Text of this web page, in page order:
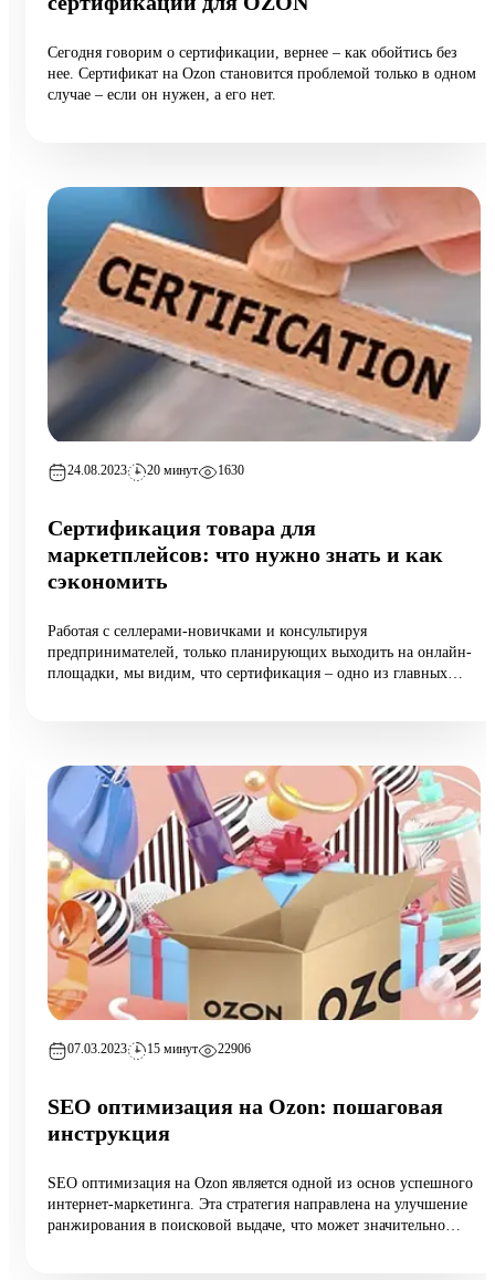
Сегодня говорим о сертификации, вернее – как обойтись без
нее. Сертификат на Ozon становится проблемой только в одном
случае – если он нужен, а его нет.
24.08.2023 20 минут 1630
Сертификация товара для
маркетплейсов: что нужно знать и как
сэкономить
Работая с селлерами-новичками и консультируя
предпринимателей, только планирующих выходить на онлайн-
площадки, мы видим, что сертификация – одно из главных
07.03.2023 15 минут 22906
SEO оптимизация на Ozon: пошаговая
инструкция
SEO оптимизация на Ozon является одной из основ успешного
интернет-маркетинга. Эта стратегия направлена на улучшение
ранжирования в поисковой выдаче, что может значительно